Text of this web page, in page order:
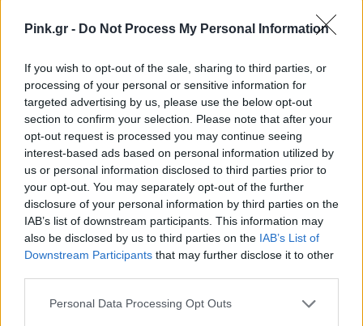
Pink.gr - Do Not Process My Personal Information
If you wish to opt-out of the sale, sharing to third parties, or
processing of your personal or sensitive information for
targeted advertising by us, please use the below opt-out
section to confirm your selection. Please note that after your
opt-out request is processed you may continue seeing
interest-based ads based on personal information utilized by
us or personal information disclosed to third parties prior to
your opt-out. You may separately opt-out of the further
disclosure of your personal information by third parties on the
IAB’s list of downstream participants. This information may
also be disclosed by us to third parties on the IAB’s List of
Downstream Participants that may further disclose it to other
Personal Data Processing Opt Outs
και
μάθετε πρώτοιτα πιο hot νέα.
Ακολουθήστε το Pink.gr και στοInstagram
ΔΙΑΦΗΜΙΣΗ